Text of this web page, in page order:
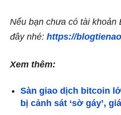
Nếu bạn chưa có tài khoản
đây nhé: https://
Xem thêm:
Sàn giao dịch bitcoin
bị cảnh sát ‘sờ gáy’,